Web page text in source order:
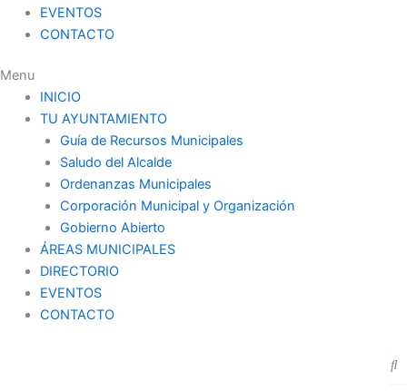
EVENTOS
CONTACTO
Menu
INICIO
TU AYUNTAMIENTO
Guía de Recursos Municipales
Saludo del Alcalde
Ordenanzas Municipales
Corporación Municipal y Organización
Gobierno Abierto
ÁREAS MUNICIPALES
DIRECTORIO
EVENTOS
CONTACTO